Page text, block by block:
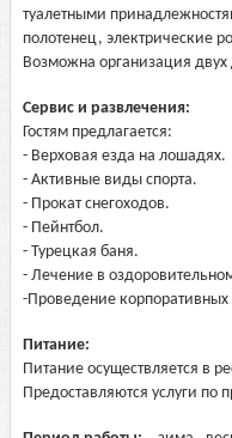
туалетными
полотенец, электрические
Возможна организация двух
Сервис и развлечения:
Гостям предлагается:
- Верховая езда на лошадях.
- Активные виды спорта.
- Прокат снегоходов.
- Пейнтбол.
- Турецкая баня.
- Лечение в
-Проведение
Питание:
Питание осуществляется в
Предоставляются услуги по